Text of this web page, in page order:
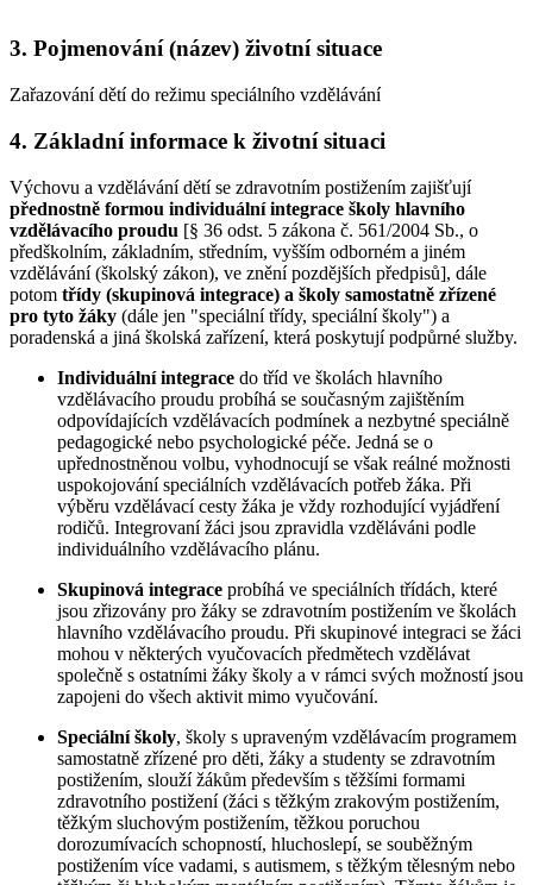
3. Pojmenování (název) životní situace
Zařazování dětí do režimu speciálního vzdělávání
4. Základní informace k životní situaci
Výchovu a vzdělávání dětí se zdravotním postižením zajišťují
přednostně formou individuální integrace školy hlavního
vzdělávacího proudu [§ 36 odst. 5 zákona č. 561/2004 Sb., o
předškolním, základním, středním, vyšším odborném a jiném
vzdělávání (školský zákon), ve znění pozdějších předpisů], dále
potom třídy (skupinová integrace) a školy samostatně zřízené
pro tyto žáky (dále jen "speciální třídy, speciální školy") a
poradenská a jiná školská zařízení, která poskytují podpůrné služby.
Individuální integrace do tříd ve školách hlavního
vzdělávacího proudu probíhá se současným zajištěním
odpovídajících vzdělávacích podmínek a nezbytné speciálně
pedagogické nebo psychologické péče. Jedná se o
upřednostněnou volbu, vyhodnocují se však reálné možnosti
uspokojování speciálních vzdělávacích potřeb žáka. Při
výběru vzdělávací cesty žáka je vždy rozhodující vyjádření
rodičů. Integrovaní žáci jsou zpravidla vzděláváni podle
individuálního vzdělávacího plánu.
Skupinová integrace probíhá ve speciálních třídách, které
jsou zřizovány pro žáky se zdravotním postižením ve školách
hlavního vzdělávacího proudu. Při skupinové integraci se žáci
mohou v některých vyučovacích předmětech vzdělávat
společně s ostatními žáky školy a v rámci svých možností jsou
zapojeni do všech aktivit mimo vyučování.
Speciální školy, školy s upraveným vzdělávacím programem
samostatně zřízené pro děti, žáky a studenty se zdravotním
postižením, slouží žákům především s těžšími formami
zdravotního postižení (žáci s těžkým zrakovým postižením,
těžkým sluchovým postižením, těžkou poruchou
dorozumívacích schopností, hluchoslepí, se souběžným
postižením více vadami, s autismem, s těžkým tělesným nebo